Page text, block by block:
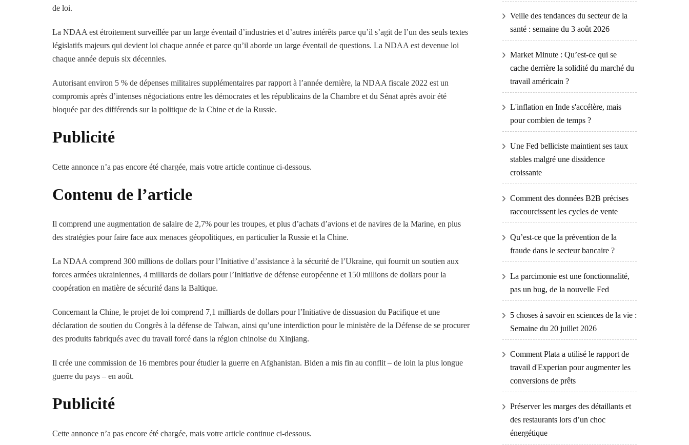
de loi.
La NDAA est étroitement surveillée par un large éventail d’industries et d’autres intérêts parce qu’il s’agit de l’un des seuls textes
législatifs majeurs qui devient loi chaque année et parce qu’il aborde un large éventail de questions. La NDAA est devenue loi
chaque année depuis six décennies.
Autorisant environ 5 % de dépenses militaires supplémentaires par rapport à l’année dernière, la NDAA fiscale 2022 est un
compromis après d’intenses négociations entre les démocrates et les républicains de la Chambre et du Sénat après avoir été
bloquée par des différends sur la politique de la Chine et de la Russie.
Publicité
Cette annonce n’a pas encore été chargée, mais votre article continue ci-dessous.
Contenu de l’article
Il comprend une augmentation de salaire de 2,7% pour les troupes, et plus d’achats d’avions et de navires de la Marine, en plus
des stratégies pour faire face aux menaces géopolitiques, en particulier la Russie et la Chine.
La NDAA comprend 300 millions de dollars pour l’Initiative d’assistance à la sécurité de l’Ukraine, qui fournit un soutien aux
forces armées ukrainiennes, 4 milliards de dollars pour l’Initiative de défense européenne et 150 millions de dollars pour la
coopération en matière de sécurité dans la Baltique.
Concernant la Chine, le projet de loi comprend 7,1 milliards de dollars pour l’Initiative de dissuasion du Pacifique et une
déclaration de soutien du Congrès à la défense de Taïwan, ainsi qu’une interdiction pour le ministère de la Défense de se procurer
des produits fabriqués avec du travail forcé dans la région chinoise du Xinjiang.
Il crée une commission de 16 membres pour étudier la guerre en Afghanistan. Biden a mis fin au conflit – de loin la plus longue
guerre du pays – en août.
Publicité
Cette annonce n’a pas encore été chargée, mais votre article continue ci-dessous.
Veille des tendances du secteur de la
santé : semaine du 3 août 2026
Market Minute : Qu’est-ce qui se
cache derrière la solidité du marché du
travail américain ?
L'inflation en Inde s'accélère, mais
pour combien de temps ?
Une Fed belliciste maintient ses taux
stables malgré une dissidence
croissante
Comment des données B2B précises
raccourcissent les cycles de vente
Qu’est-ce que la prévention de la
fraude dans le secteur bancaire ?
La parcimonie est une fonctionnalité,
pas un bug, de la nouvelle Fed
5 choses à savoir en sciences de la vie :
Semaine du 20 juillet 2026
Comment Plata a utilisé le rapport de
travail d'Experian pour augmenter les
conversions de prêts
Préserver les marges des détaillants et
des restaurants lors d’un choc
énergétique